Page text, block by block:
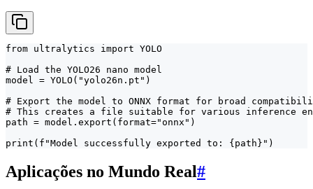
from ultralytics import YOLO
# Load the YOLO26 nano model
model = YOLO("yolo26n.pt")
# Export the model to ONNX format for broad
# This creates a file suitable for various inference
path = model.export(format="onnx")
print(f"Model successfully exported to: {path}")
Aplicações no Mundo Real#